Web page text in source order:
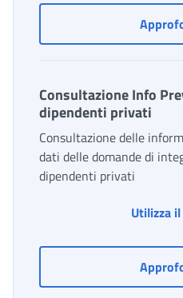
Consultazione Info
dipendenti privati
Consultazione delle
dati delle domande di
dipendenti privati
Utilizza